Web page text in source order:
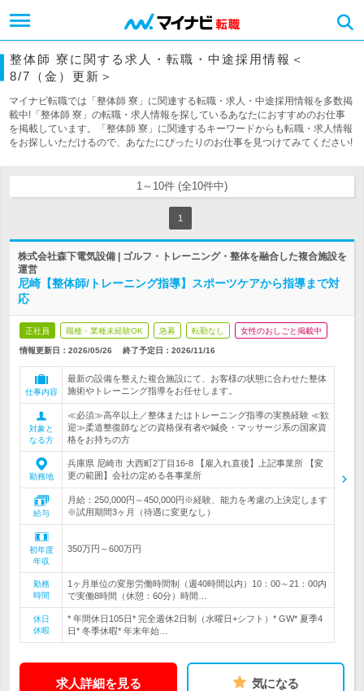
整体師 寮に関する求人・転職・中途採用情報＜
8/7（金）更新＞
マイナビ転職では「整体師 寮」に関連する転職・求人・中途採用情報を多数掲
載中!「整体師 寮」の転職・求人情報を探しているあなたにおすすめのお仕事
を掲載しています。「整体師 寮」に関連するキーワードからも転職・求人情報
をお探しいただけるので、あなたにぴったりのお仕事を見つけてみてください!
1～10件 (全10件中)
1
株式会社森下電気設備 | ゴルフ・トレーニング・整体を融合した複合施設を
運営
尼崎【整体師/トレーニング指導】スポーツケアから指導まで対
応
正社員 職種・業種未経験OK 急募 転勤なし 女性のおしごと掲載中
情報更新日：2026/05/26 終了予定日： 2026/11/16
仕事内容
最新の設備を整えた複合施設にて、お客様の状態に合わせた整体
施術やトレーニング指導をお任せします。
対象と
なる方
≪必須≫高卒以上／整体またはトレーニング指導の実務経験 ≪歓
迎≫柔道整復師などの資格保有者や鍼灸・マッサージ系の国家資
格をお持ちの方
勤務地
兵庫県 尼崎市 大西町2丁目16-8 【雇入れ直後】上記事業所 【変
更の範囲】会社の定める各事業所
給与
月給：250,000円～450,000円※経験、能力を考慮の上決定します
※試用期間3ヶ月（待遇に変更なし）
初年度
年収
350万円～600万円
勤務
時間
1ヶ月単位の変形労働時間制（週40時間以内）10：00～21：00内
で実働8時間（休憩：60分）時間…
休日
休暇
* 年間休日105日* 完全週休2日制（水曜日+シフト）* GW* 夏季4
日* 冬季休暇* 年末年始…
求人詳細を見る 気になる